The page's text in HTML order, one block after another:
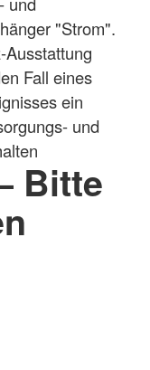
"Strom".
Fall eines
ein
und
Bitte